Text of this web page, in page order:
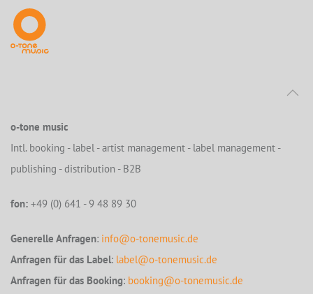
o-tone music
Intl. booking - label - artist management - label management -
publishing - distribution - B2B
fon: +49 (0) 641 - 9 48 89 30
Generelle Anfragen: info@o-tonemusic.de
Anfragen für das Label: label@o-tonemusic.de
Anfragen für das Booking: booking@o-tonemusic.de